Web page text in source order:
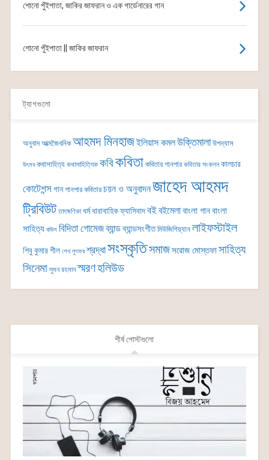
শোনো পুঁইপাতা, জাকির জাফরান ও এক গার্ডেনারের গান
শোনো পুঁইপাতা || জাকির জাফরান
ট্যাগগুলো
অনুবাদ আত্মজৈবনিক আহমদ মিনহাজইলিয়াস কমলউক্তিমালা উপন্যাস
উৎসব কথাসাহিত্য কথাসাহিত্যিক কবিকবিতা কবিতার গানপার কবিতার সংকলন কালচার
কোটেশন্সগান গানপার কবিতার চয়ন ও অনুবাদনজাহেদ আহমদ
ট্রিবিউট তাৎক্ষণিকা ধর্ম ধারাবাহিকফ্যাসিবাদবইবইমেলাবাংলা গানবাংলা
সাহিত্য বাউল বিদিতা গোমেজব্যান্ডব্যান্ডসংগীত মিউজিশিয়্যান লাইফস্টাইল
শিবু কুমার শীল শেখ লুৎফর শ্রদ্ধাসংস্কৃতিসমাজসরোজ মোস্তফাসাহিত্য
সিনেমা সুমন রহমান স্মরণহলিউড
শীর্ষ পোস্টগুলো